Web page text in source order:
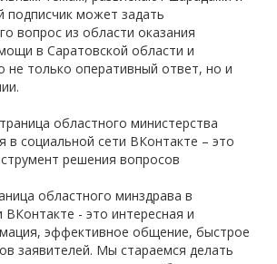
подписчик может задать
вопрос из области оказания
в Саратовской области и
не только оперативный ответ, но и
областного министерства
в социальной сети ВКонтакте – это
решения вопросов
областного минздрава в
ВКонтакте - это интересная и
эффективное общение, быстрое
заявителей. Мы стараемся делать